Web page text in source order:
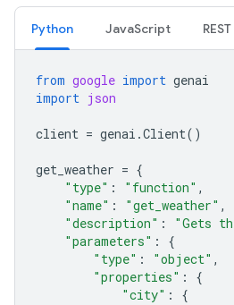
Python JavaScript REST
from google import genai
import json
client = genai .Client()
get_weather = {
"type" : "function" ,
"name" : "get_weather" ,
"description" :
"Gets
"parameters" :
{
"type" : "object" ,
"properties" :
{
"city" :
{